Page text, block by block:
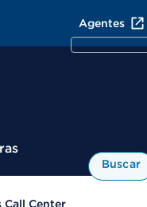
Agentes
Buscar
Call Center